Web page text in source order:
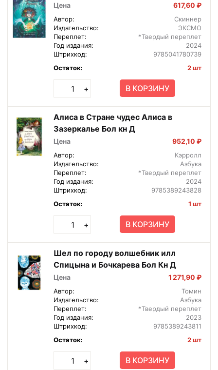
Цена 617,60 ₽
Автор:
Скиннер
Издательство:
ЭКСМО
Переплет:
*Твердый переплет
Год издания:
2024
Штрихкод:
9785041780739
Остаток:
2 шт
+ В КОРЗИНУ
Алиса в Стране чудес Алиса в
Зазеркалье Бол кн Д
Цена 952,10 ₽
Автор:
Кэрролл
Издательство:
Азбука
Переплет:
*Твердый переплет
Год издания:
2024
Штрихкод:
9785389243828
Остаток:
1 шт
+ В КОРЗИНУ
Шел по городу волшебник илл
Спицына и Бочкарева Бол Кн Д
Цена 1 271,90 ₽
Автор:
Томин
Издательство:
Азбука
Переплет:
*Твердый переплет
Год издания:
2023
Штрихкод:
9785389243811
Остаток:
2 шт
+ В КОРЗИНУ